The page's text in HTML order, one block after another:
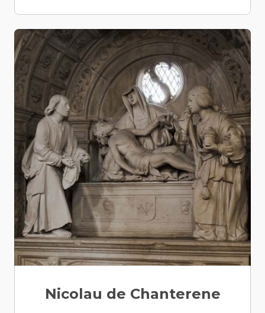
Nicolau de Chanterene